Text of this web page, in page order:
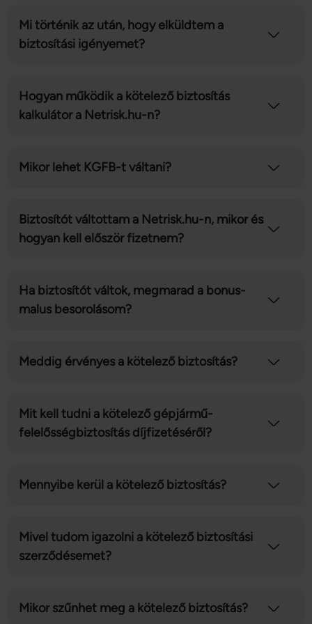
Mi történik az után, hogy elküldtem a
biztosítási igényemet?
Hogyan működik a kötelező biztosítás
kalkulátor a Netrisk.hu-n?
Mikor lehet KGFB-t váltani?
Biztosítót váltottam a Netrisk.hu-n, mikor és
hogyan kell először fizetnem?
Ha biztosítót váltok, megmarad a bonus-
malus besorolásom?
Meddig érvényes a kötelező biztosítás?
Mit kell tudni a kötelező gépjármű-
felelősségbiztosítás díjfizetéséről?
Mennyibe kerül a kötelező biztosítás?
Mivel tudom igazolni a kötelező biztosítási
szerződésemet?
Mikor szűnhet meg a kötelező biztosítás?